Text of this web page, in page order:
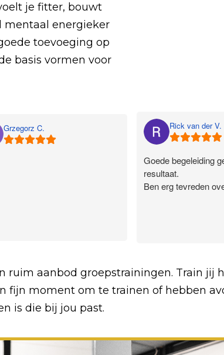
je fitter, bouwt
mentaal energieker
toevoeging op
basis vormen voor
Grzegorz C. Rick van der V.
Goede begeleiding
resultaat.
Ben erg tevreden
ruim aanbod groepstrainingen. Train jij
fijn moment om te trainen of hebben
is die bij jou past.